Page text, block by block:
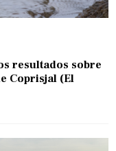
resultados sobre
Coprisjal (El